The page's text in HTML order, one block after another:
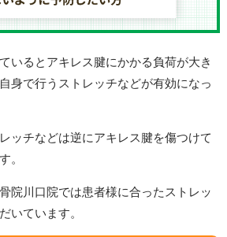
いるとアキレス腱にかかる負荷が大き
身で行うストレッチなどが有効になっ
ッチなどは逆にアキレス腱を傷つけて
。
院川口院では患者様に合ったストレッ
いています。